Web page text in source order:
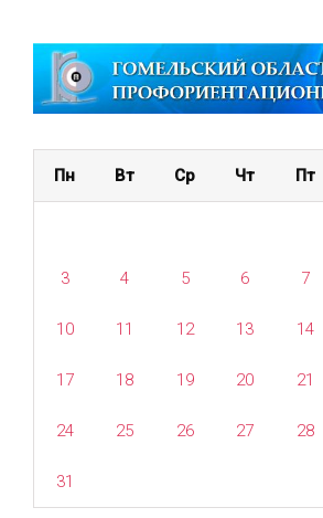
Пн Вт Ср Чт Пт
3 4 5 6 7
10 11 12 13 14
17 18 19 20 21
24 25 26 27 28
31